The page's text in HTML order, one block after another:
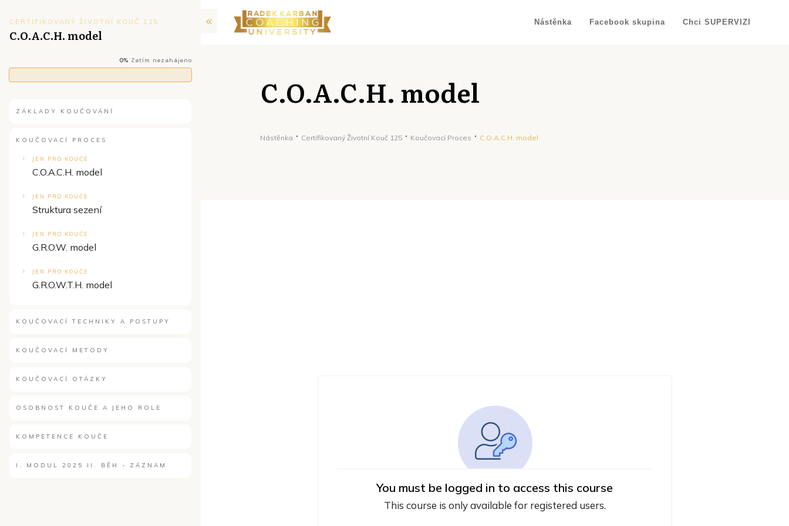
Nástěnka Facebook skupina Chci SUPERVIZI
C.O.A.C.H. model
Nástěnka Certifikovaný Životní Kouč 125 Koučovací Proces C.O.A.C.H. model
You must be logged in to access this course
This course is only available for registered users.
CERTIFIKOVANÝ ŽIVOTNÍ KOUČ 125
C.O.A.C.H. model
0% Zatím nezahájeno
ZÁKLADY KOUČOVÁNÍ
KOUČOVACÍ PROCES
JEN PRO KOUČE
C.O.A.C.H. model
JEN PRO KOUČE
Struktura sezení
JEN PRO KOUČE
G.R.O.W. model
JEN PRO KOUČE
G.R.O.W.T.H. model
KOUČOVACÍ TECHNIKY A POSTUPY
KOUČOVACÍ METODY
KOUČOVACÍ OTÁZKY
OSOBNOST KOUČE A JEHO ROLE
KOMPETENCE KOUČE
I. MODUL 2025 II. BĚH - ZÁZNAM